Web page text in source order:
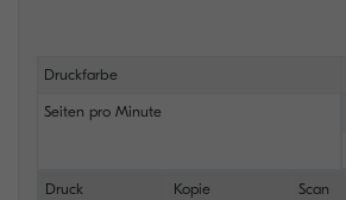
Druckfarbe
Seiten pro Minute
Druck Kopie Scan